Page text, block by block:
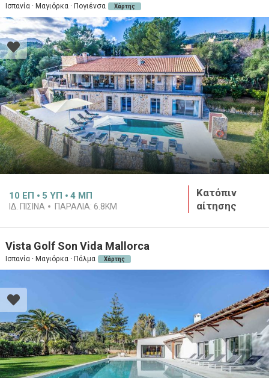
Ισπανία · Μαγιόρκα · Πογιένσα Χάρτης
10 ΕΠ 5 ΥΠ 4 ΜΠ
ΙΔ. ΠΙΣΊΝΑ ΠΑΡΑΛΊΑ: 6.8KM
Κατόπιν
αίτησης
Vista Golf Son Vida Mallorca
Ισπανία · Μαγιόρκα · Πάλμα Χάρτης